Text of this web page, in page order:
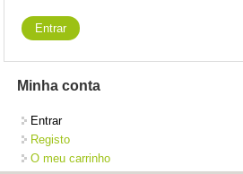
Minha conta
Entrar
Registo
O meu carrinho